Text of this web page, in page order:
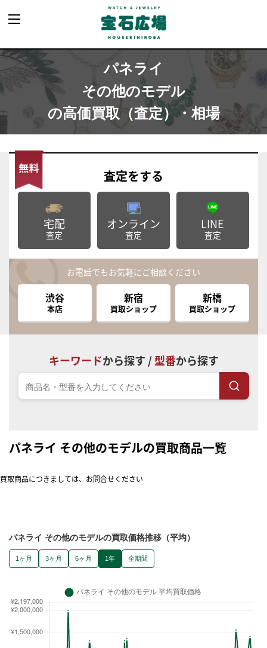
パネライ
その他のモデル
の高価買取（査定）・相場
査定をする
宅配
査定
オンライン
査定
LINE
査定
お電話でもお気軽にご相談ください
渋谷
本店
新宿
買取ショップ
新橋
買取ショップ
キーワードから探す /型番から探す
パネライ その他のモデルの買取商品一覧
買取商品につきましては、お問合せください
パネライ その他のモデルの買取価格推移（平均）
1ヶ月 3ヶ月 6ヶ月 1年 全期間